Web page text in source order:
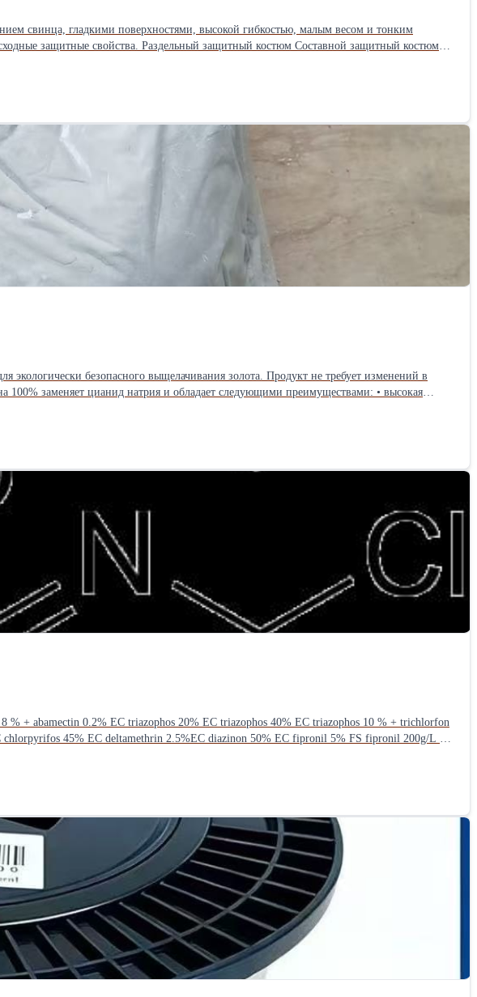
свинца, гладкими поверхностями, высокой гибкостью, малым весом и тонким
Рентгенозащитная штора Свино-покрытый (свинцовый) шкаф для хранения
------------ X-ray protection products Products are
series manufactured from these materials
curtain Lead-plated storage cabinet Bedside curtain Suspended screen Shield Mobile
цианид натрия и обладает следующими преимуществами: • высокая
replaces sodium cyanide (100%) and offers the following advantages: • High gold
45% EC deltamethrin 2.5%EC diazinon 50% EC fipronil 5% FS fipronil 200g/L SC
phoxim 36 % + profenofos 4% EC thiamethoxam 25%WG diafenthiuron 50% SC
EC clomazone 360g/l EC fomesafen 10%+clomazone 16% EC fomesafen 25% SL
30% SC bensulfuron-methyl 2%+pretilachlor 33% WP bentazone 20%+imazethapyr
10%EC clethodim 120g/L EC clodinafop-propargyl 15% WP cyhalofop-butyl 15% EW
30% SL glyphosate 41% SL haloxyfop-r-methyl 108g/l EC imazethapyr 5%SL
16% OD nicosulfuron 40g/L OD oxyfluorfen 6%+acetochlor 34%EC pendimethalin 33%EC
WP quizalofop-ethyl 5%+acifluorfen 2.5% EC quizalofop-p-ethyl 10% EC quizalofop-p-
29%+carfentrazone-ethyl 5% WP S-metolachlor 960g/L EC nicosulfuron 3%+metolachlor
28% WP tebuconazole 50%+trifloxystrobin 25%WDG tebuconazole 430g/L SC